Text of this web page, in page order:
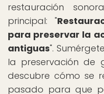
restauración
principal: "
para preservar la
antiguas".
la preservación de
descubre cómo se
pasado para que